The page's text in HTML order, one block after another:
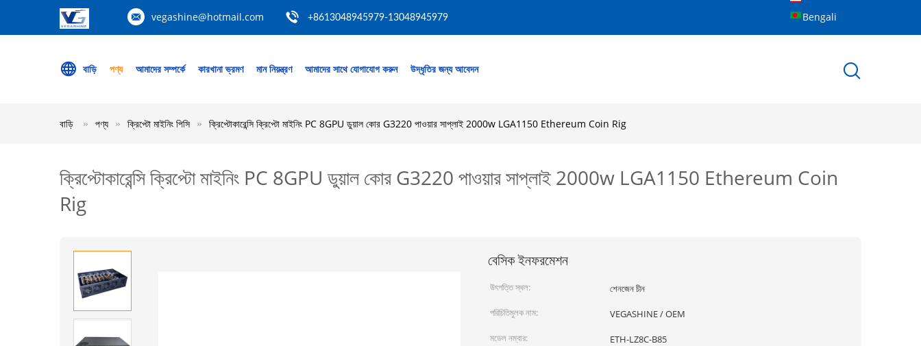
vegashine@hotmail.com +8613048945979-13048945979 Bengali
বাড়ি পণ্য আমাদের সম্পর্কে কারখানা ভ্রমণ মান নিয়ন্ত্রণ আমাদের সাথে যোগাযোগ করুন উদ্ধৃতির জন্য আবেদন
বাড়ি পণ্য ক্রিপ্টো মাইনিং পিসি ক্রিপ্টোকারেন্সি ক্রিপ্টো মাইনিং PC 8GPU ডুয়াল কোর G3220 পাওয়ার সাপ্লাই 2000w LGA1150 Ethereum Coin Rig
ক্রিপ্টোকারেন্সি ক্রিপ্টো মাইনিং PC 8GPU ডুয়াল কোর G3220 পাওয়ার সাপ্লাই 2000w LGA1150 Ethereum Coin
Rig
বেসিক ইনফরমেশন
উৎপত্তি স্থল:
শেনজেন চীন
পরিচিতিমুলক নাম:
VEGASHINE / OEM
মডেল নম্বার:
ETH-LZ8C-B85